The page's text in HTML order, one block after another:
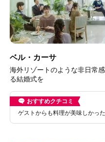
ベル・カーサ
海外リゾートのような非日常
る結婚式を
おすすめクチコミ
ゲストからも料理が美味しかっ